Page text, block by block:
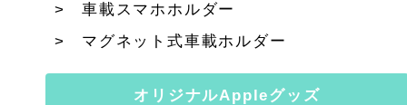
車載スマホホルダー
マグネット式車載ホルダー
オリジナルAppleグッズ